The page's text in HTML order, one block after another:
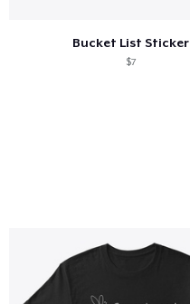
Bucket List Sticker
$7